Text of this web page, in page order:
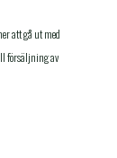
att gå ut med
försäljning av